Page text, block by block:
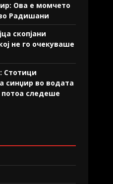
Ова е момчето
Радишани
скопјани
не го очекуваше
Стотици
синџир во водата
потоа следеше